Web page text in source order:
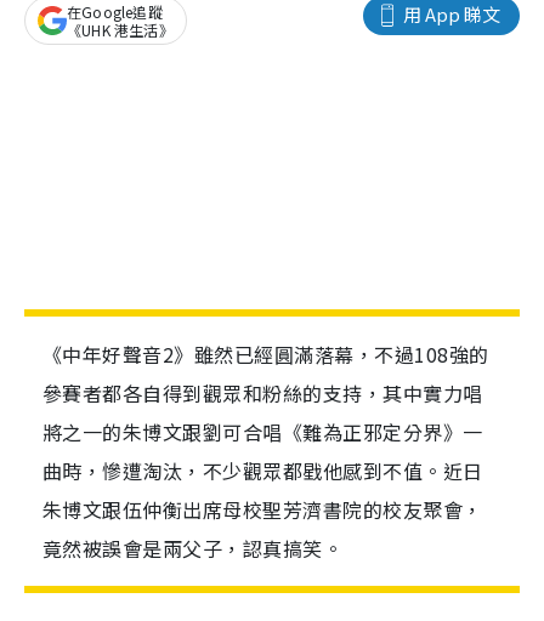
用 App 睇文
在Google追蹤
《UHK 港生活》
《中年好聲音2》雖然已經圓滿落幕，不過108強的
參賽者都各自得到觀眾和粉絲的支持，其中實力唱
將之一的朱博文跟劉可合唱《難為正邪定分界》一
曲時，慘遭淘汰，不少觀眾都戥他感到不值。近日
朱博文跟伍仲衡出席母校聖芳濟書院的校友聚會，
竟然被誤會是兩父子，認真搞笑。